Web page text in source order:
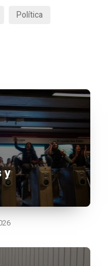
Política
y